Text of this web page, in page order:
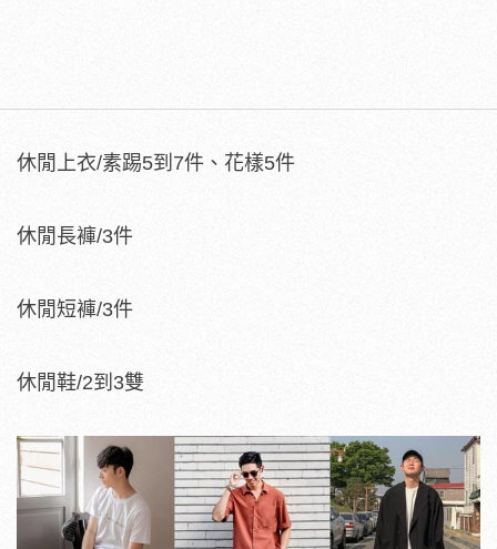
休閒上衣/素踢5到7件、花樣5件
休閒長褲/3件
休閒短褲/3件
休閒鞋/2到3雙